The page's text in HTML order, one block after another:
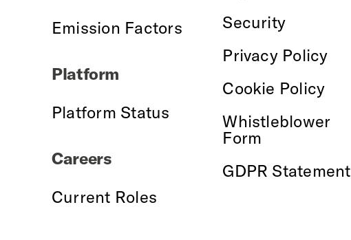
Emission Factors
Platform
Platform Status
Careers
Current Roles
Security
Privacy Policy
Cookie Policy
Whistleblower
Form
GDPR Statement